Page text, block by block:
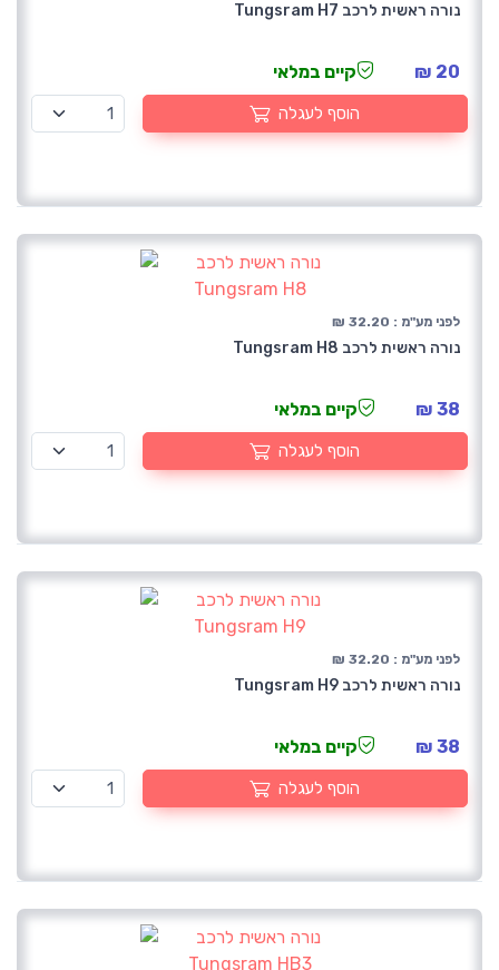
נורה ראשית לרכב Tungsram H7
20 ₪ קיים במלאי
הוסף לעגלה
לפני מע"מ : 32.20 ₪
נורה ראשית לרכב Tungsram H8
38 ₪ קיים במלאי
הוסף לעגלה
לפני מע"מ : 32.20 ₪
נורה ראשית לרכב Tungsram H9
38 ₪ קיים במלאי
הוסף לעגלה